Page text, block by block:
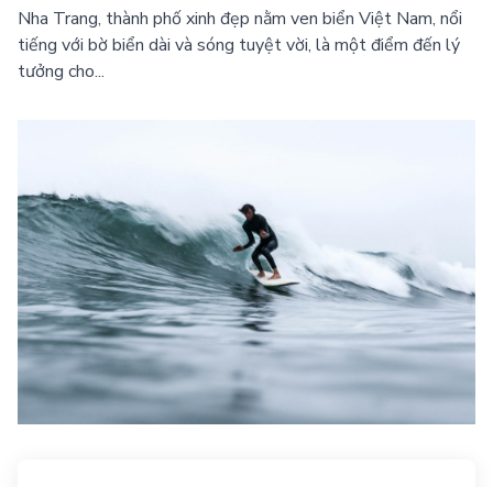
Nha Trang, thành phố xinh đẹp nằm ven biển Việt Nam, nổi
tiếng với bờ biển dài và sóng tuyệt vời, là một điểm đến lý
tưởng cho...